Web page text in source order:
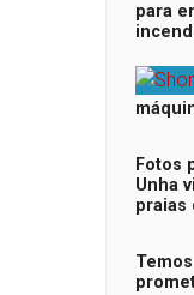
para
Fotos
Unha
praias